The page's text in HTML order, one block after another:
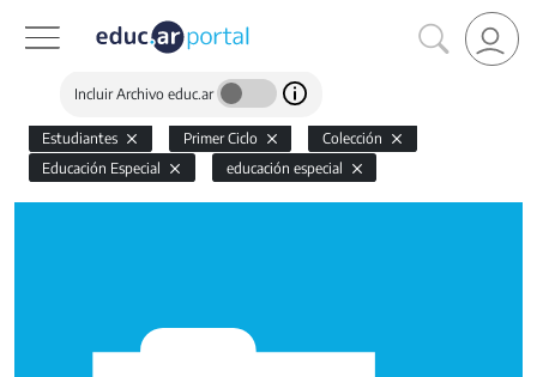
Incluir Archivo educ.ar
Estudiantes Primer Ciclo
Colección
Educación Especial
educación especial